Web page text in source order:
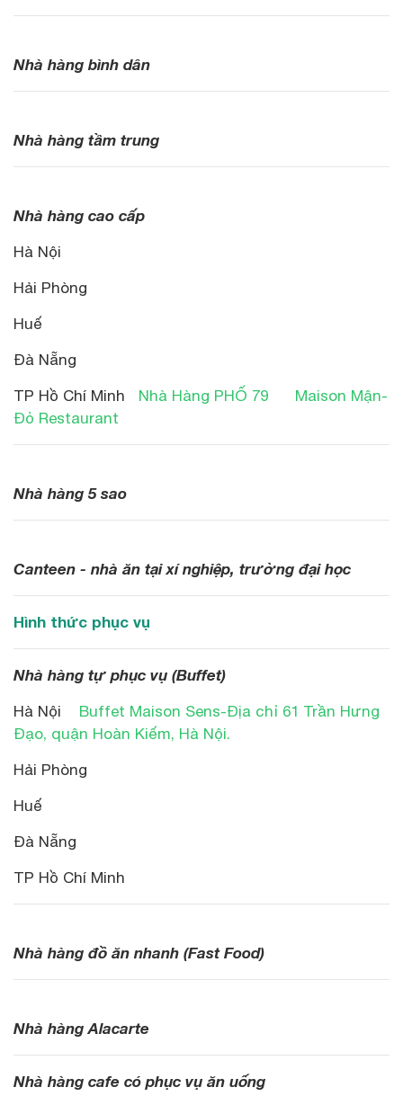
Nhà hàng bình dân
Nhà hàng tầm trung
Nhà hàng cao cấp
Hà Nội
Hải Phòng
Huế
Đà Nẵng
TP Hồ Chí Minh Nhà Hàng PHỐ 79
Maison Mận-
Đỏ Restaurant
Nhà hàng 5 sao
Canteen - nhà ăn tại xí nghiệp, trường đại học
Hình thức phục vụ
Nhà hàng tự phục vụ (Buffet)
Hà Nội Buffet Maison Sens-Địa chỉ 61 Trần Hưng
Đạo, quận Hoàn Kiếm, Hà Nội.
Hải Phòng
Huế
Đà Nẵng
TP Hồ Chí Minh
Nhà hàng đồ ăn nhanh (Fast Food)
Nhà hàng Alacarte
Nhà hàng cafe có phục vụ ăn uống